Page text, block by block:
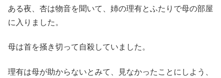
ある夜、杏は物音を聞いて、姉の理有とふたりで母の部屋
に入りました。
母は首を掻き切って自殺していました。
理有は母が助からないとみて、見なかったことにしよう、